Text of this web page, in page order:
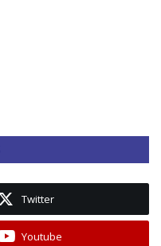
Twitter
Youtube